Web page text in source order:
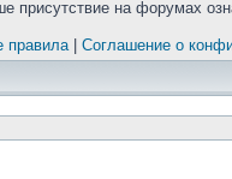
присутствие на форумах
| Соглашение о